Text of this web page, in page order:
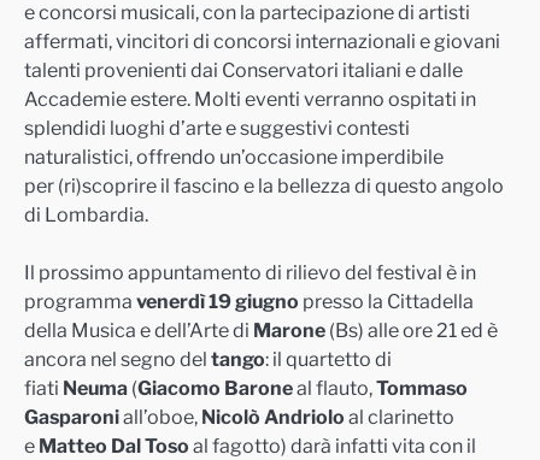
econcorsi musicali, con la partecipazione di artisti
affermati, vincitori di concorsi internazionali e giovani
talenti provenienti dai Conservatori italiani e dalle
Accademie estere. Molti eventi verranno ospitati in
splendidi luoghi d’arte e suggestivi contesti
naturalistici, offrendo un’occasione imperdibile
per (ri)scoprire il fascino e la bellezza di questo angolo
di Lombardia.
Il prossimo appuntamento di rilievo del festival è in
programma venerdì19 giugno presso la Cittadella
della Musica e dell’Arte di Marone (Bs) alle ore 21 ed è
ancora nel segno del tango: il quartetto di
fiati Neuma (Giacomo Baroneal flauto,Tommaso
Gasparoniall’oboe, Nicolò Andriolo al clarinetto
e Matteo Dal Toso al fagotto) darà infatti vita con il